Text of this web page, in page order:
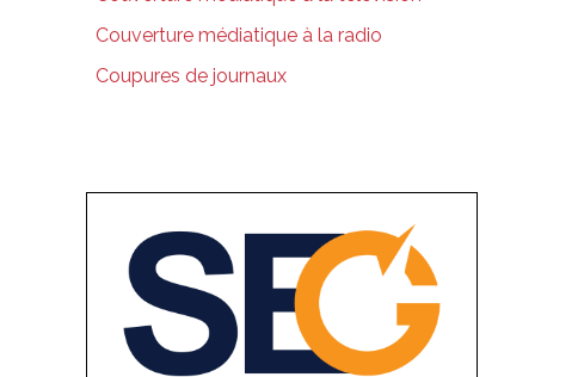
Couverture médiatique à la radio
Coupures de journaux